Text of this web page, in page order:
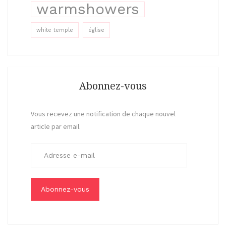
warmshowers
white temple église
Abonnez-vous
Vous recevez une notification de chaque nouvel
article par email.
s